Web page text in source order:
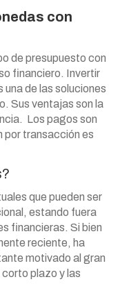
con
de presupuesto con
financiero. Invertir
de las soluciones
Sus ventajas son la
Los pagos son
por transacción es
que pueden ser
estando fuera
financieras. Si bien
reciente, ha
motivado al gran
plazo y las